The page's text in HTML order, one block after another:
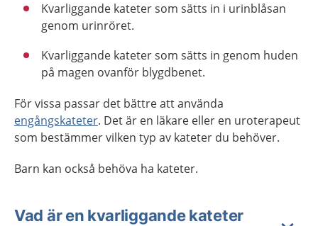
Kvarliggande kateter som sätts in i urinblåsan
genom urinröret.
Kvarliggande kateter som sätts in genom huden
på magen ovanför blygdbenet.
För vissa passar det bättre att använda
engångskateter. Det är en läkare eller en uroterapeut
som bestämmer vilken typ av kateter du behöver.
Barn kan också behöva ha kateter.
Vad är en kvarliggande kateter